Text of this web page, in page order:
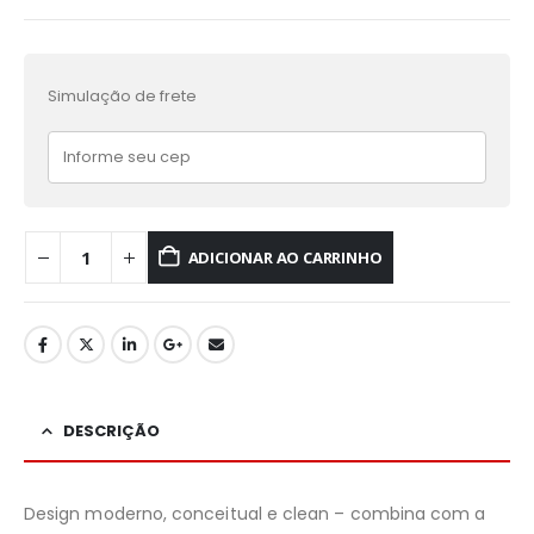
Simulação de frete
ADICIONAR AO CARRINHO
DESCRIÇÃO
Design moderno, conceitual e clean – combina com a